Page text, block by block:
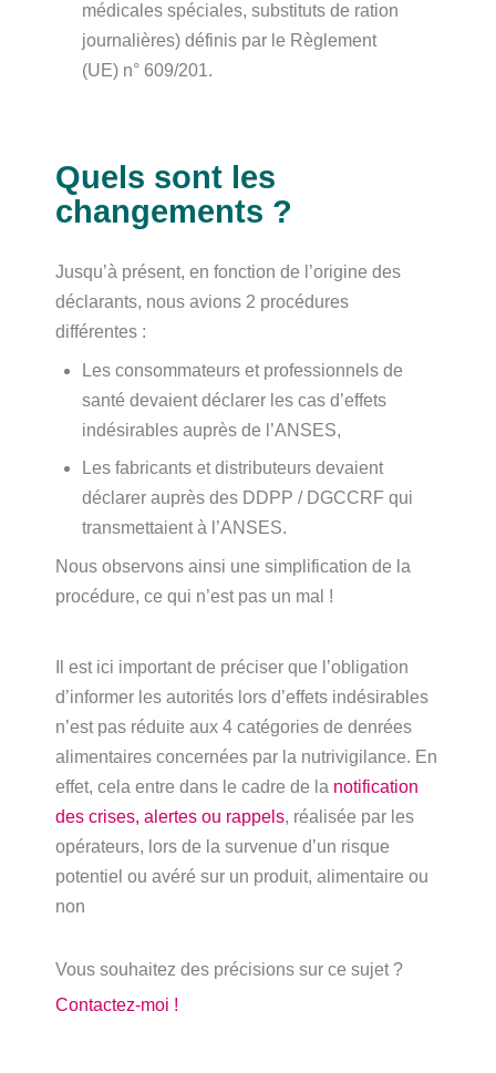
médicales spéciales, substituts de ration
journalières) définis par le Règlement
(UE) n° 609/201.
Quels sont les
changements ?
Jusqu’à présent, en fonction de l’origine des
déclarants, nous avions 2 procédures
différentes :
Les consommateurs et professionnels de
santé devaient déclarer les cas d’effets
indésirables auprès de l’ANSES,
Les fabricants et distributeurs devaient
déclarer auprès des DDPP / DGCCRF qui
transmettaient à l’ANSES.
Nous observons ainsi une simplification de la
procédure, ce qui n’est pas un mal !
Il est ici important de préciser que l’obligation
d’informer les autorités lors d’effets indésirables
n’est pas réduite aux 4 catégories de denrées
alimentaires concernées par la nutrivigilance. En
effet, cela entre dans le cadre de la notification
des crises, alertes ou rappels, réalisée par les
opérateurs, lors de la survenue d’un risque
potentiel ou avéré sur un produit, alimentaire ou
non
Vous souhaitez des précisions sur ce sujet ?
Contactez-moi !